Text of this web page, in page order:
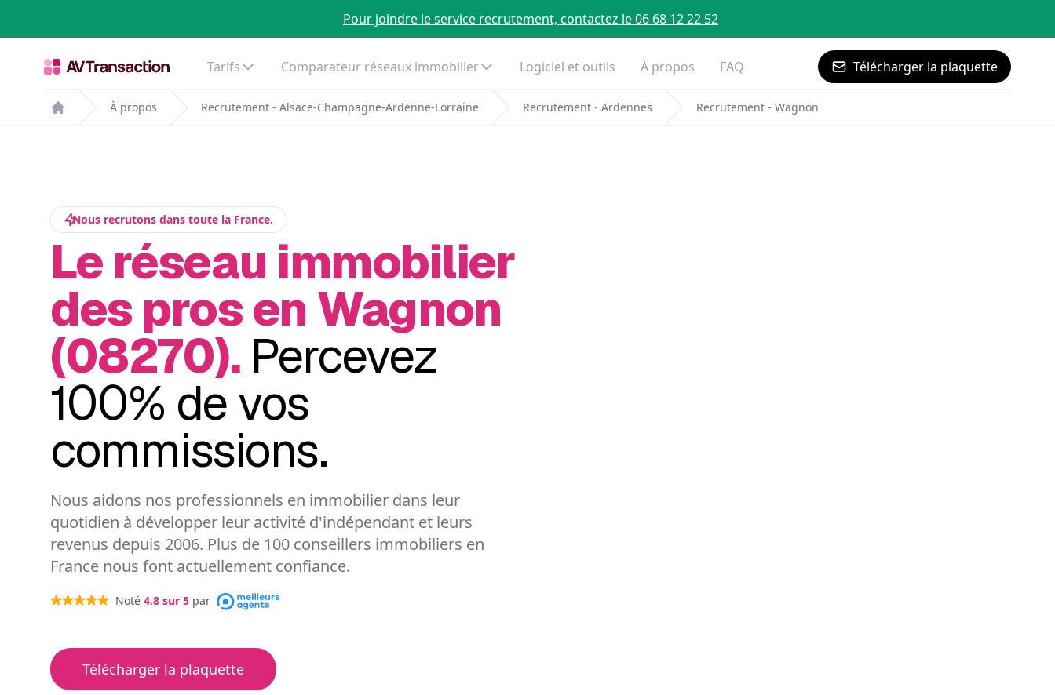
Pour joindre le service recrutement, contactez le 06 68 12 22 52
Tarifs Comparateur réseaux immobilier Logiciel et outils À propos FAQ Télécharger la plaquette
Home
À propos Recrutement - Alsace-Champagne-Ardenne-Lorraine Recrutement - Ardennes Recrutement - Wagnon
Nous recrutons dans toute la France.
Le réseau immobilier
des pros en Wagnon
(08270). Percevez
100% de vos
commissions.
Nous aidons nos professionnels en immobilier dans leur
quotidien à développer leur activité d'indépendant et leurs
revenus depuis 2006. Plus de 100 conseillers immobiliers en
France nous font actuellement confiance.
Noté 4.8 sur 5 par
Télécharger la plaquette